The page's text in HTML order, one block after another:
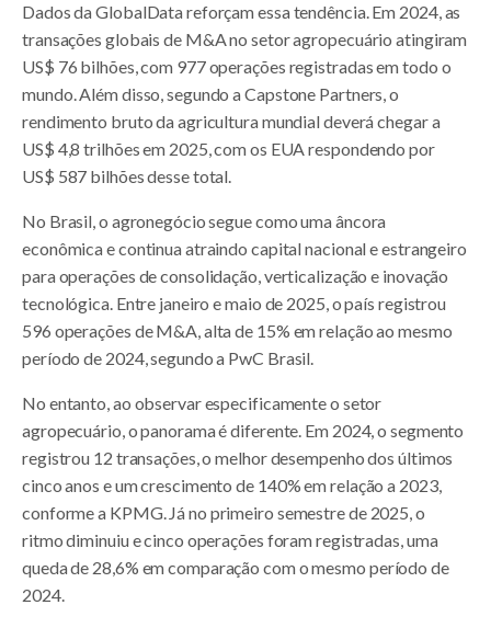
Dados da GlobalData reforçam essa tendência. Em 2024, as
transações globais de M&A no setor agropecuário atingiram
US$ 76 bilhões, com 977 operações registradas em todo o
mundo. Além disso, segundo a Capstone Partners, o
rendimento bruto da agricultura mundial deverá chegar a
US$ 4,8 trilhões em 2025, com os EUA respondendo por
US$ 587 bilhões desse total.
No Brasil, o agronegócio segue como uma âncora
econômica e continua atraindo capital nacional e estrangeiro
para operações de consolidação, verticalização e inovação
tecnológica. Entre janeiro e maio de 2025, o país registrou
596 operações de M&A, alta de 15% em relação ao mesmo
período de 2024, segundo a PwC Brasil.
No entanto, ao observar especificamente o setor
agropecuário, o panorama é diferente. Em 2024, o segmento
registrou 12 transações, o melhor desempenho dos últimos
cinco anos e um crescimento de 140% em relação a 2023,
conforme a KPMG. Já no primeiro semestre de 2025, o
ritmo diminuiu e cinco operações foram registradas, uma
queda de 28,6% em comparação com o mesmo período de
2024.